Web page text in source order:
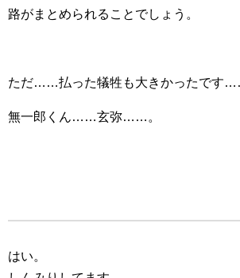
路がまとめられることでしょう。
ただ……払った犠牲も大きかったです
無一郎くん……玄弥……。
はい。